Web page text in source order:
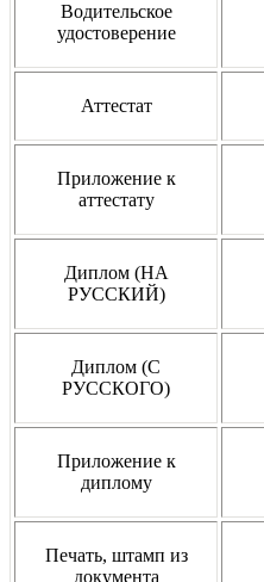
Водительское
удостоверение
Аттестат
Приложение к
аттестату
Диплом (НА
РУССКИЙ)
Диплом (С
РУССКОГО)
Приложение к
диплому
Печать, штамп из
документа